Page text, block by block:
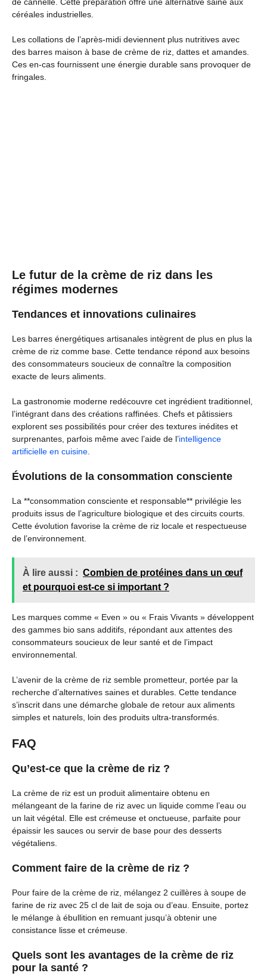
céréales industrielles.
Les collations de l’après-midi deviennent plus nutritives avec
des barres maison à base de crème de riz, dattes et amandes.
Ces en-cas fournissent une énergie durable sans provoquer de
fringales.
Le futur de la crème de riz dans les
régimes modernes
Tendances et innovations culinaires
Les barres énergétiques artisanales intègrent de plus en plus la
crème de riz comme base. Cette tendance répond aux besoins
des consommateurs soucieux de connaître la composition
exacte de leurs aliments.
La gastronomie moderne redécouvre cet ingrédient traditionnel,
l’intégrant dans des créations raffinées. Chefs et pâtissiers
explorent ses possibilités pour créer des textures inédites et
surprenantes, parfois même avec l’aide de l’intelligence
artificielle en cuisine
Évolutions de la consommation consciente
La **consommation consciente et responsable** privilégie les
produits issus de l’agriculture biologique et des circuits courts.
Cette évolution favorise la crème de riz locale et respectueuse
de l’environnement.
À lire aussi : Combien de protéines dans un œuf
et pourquoi est-ce si important ?
Les marques comme « Even » ou « Frais Vivants » développent
des gammes bio sans additifs, répondant aux attentes des
consommateurs soucieux de leur santé et de l’impact
environnemental.
L’avenir de la crème de riz semble prometteur, portée par la
recherche d’alternatives saines et durables. Cette tendance
s’inscrit dans une démarche globale de retour aux aliments
simples et naturels, loin des produits ultra-transformés.
FAQ
Qu’est-ce que la crème de riz ?
La crème de riz est un produit alimentaire obtenu en
mélangeant de la farine de riz avec un liquide comme l’eau ou
un lait végétal. Elle est crémeuse et onctueuse, parfaite pour
épaissir les sauces ou servir de base pour des desserts
végétaliens.
Comment faire de la crème de riz ?
Pour faire de la crème de riz, mélangez 2 cuillères à soupe de
farine de riz avec 25 cl de lait de soja ou d’eau. Ensuite, portez
le mélange à ébullition en remuant jusqu’à obtenir une
consistance lisse et crémeuse.
Quels sont les avantages de la crème de riz
pour la santé ?